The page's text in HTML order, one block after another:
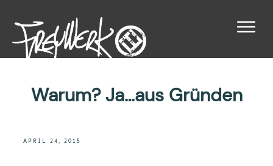
Warum? Ja…aus Gründen
APRIL 24, 2015